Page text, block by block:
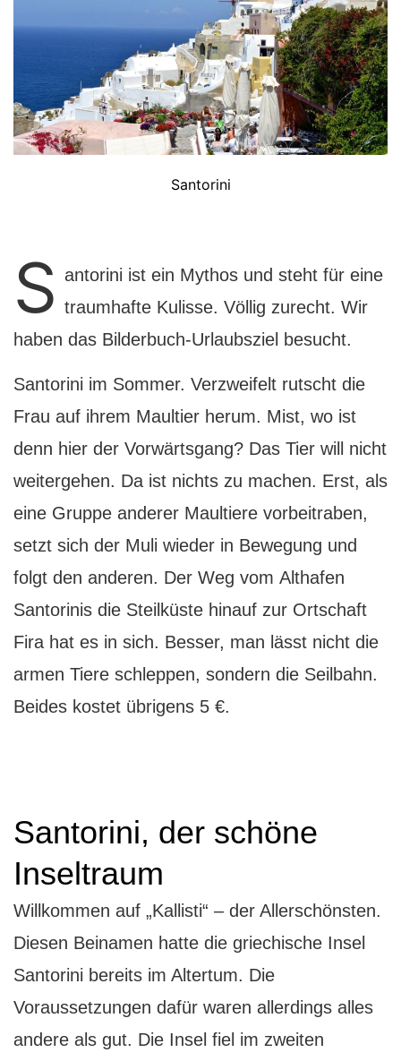
Santorini
S antorini ist ein Mythos und steht für eine
traumhafte Kulisse. Völlig zurecht. Wir
haben das Bilderbuch-Urlaubsziel besucht.
Santorini im Sommer. Verzweifelt rutscht die
Frau auf ihrem Maultier herum. Mist, wo ist
denn hier der Vorwärtsgang? Das Tier will nicht
weitergehen. Da ist nichts zu machen. Erst, als
eine Gruppe anderer Maultiere vorbeitraben,
setzt sich der Muli wieder in Bewegung und
folgt den anderen. Der Weg vom Althafen
Santorinis die Steilküste hinauf zur Ortschaft
Fira hat es in sich. Besser, man lässt nicht die
armen Tiere schleppen, sondern die Seilbahn.
Beides kostet übrigens 5 €.
Santorini, der schöne
Inseltraum
Willkommen auf „Kallisti“ – der Allerschönsten.
Diesen Beinamen hatte die griechische Insel
Santorini bereits im Altertum. Die
Voraussetzungen dafür waren allerdings alles
andere als gut. Die Insel fiel im zweiten